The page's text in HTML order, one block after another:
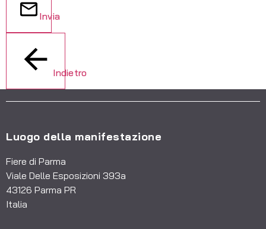
Invia
Indietro
Luogo della manifestazione
Fiere di Parma
Viale Delle Esposizioni 393a
43126 Parma PR
Italia